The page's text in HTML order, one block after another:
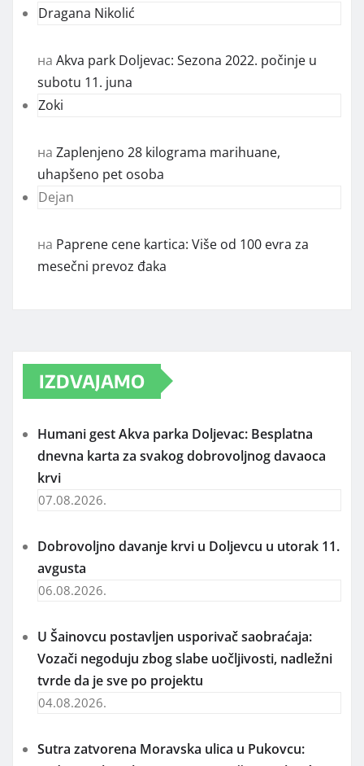
Dragana Nikolić
на Akva park Doljevac: Sezona 2022. počinje u
subotu 11. juna
Zoki
на Zaplenjeno 28 kilograma marihuane,
uhapšeno pet osoba
Dejan
на Paprene cene kartica: Više od 100 evra za
mesečni prevoz đaka
IZDVAJAMO
Humani gest Akva parka Doljevac: Besplatna
dnevna karta za svakog dobrovoljnog davaoca
krvi
07.08.2026.
Dobrovoljno davanje krvi u Doljevcu u utorak 11.
avgusta
06.08.2026.
U Šainovcu postavljen usporivač saobraćaja:
Vozači negoduju zbog slabe uočljivosti, nadležni
tvrde da je sve po projektu
04.08.2026.
Sutra zatvorena Moravska ulica u Pukovcu: